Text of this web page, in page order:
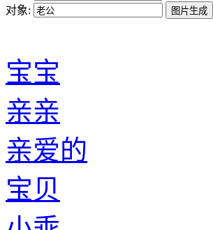
对象:
宝宝
亲亲
亲爱的
宝贝